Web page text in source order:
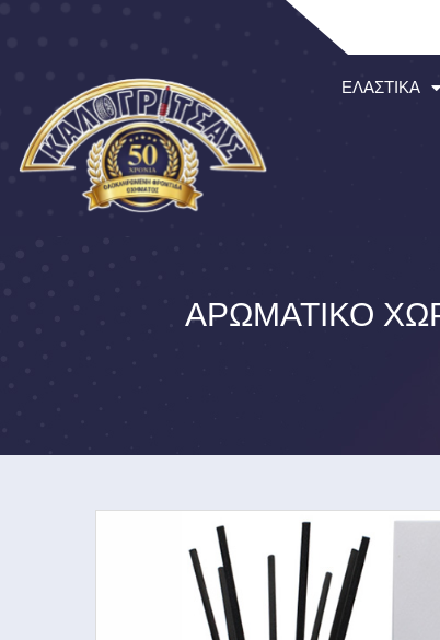
ΕΛΑΣΤΙΚΆ
ΑΡΩΜΑΤΙΚΌ